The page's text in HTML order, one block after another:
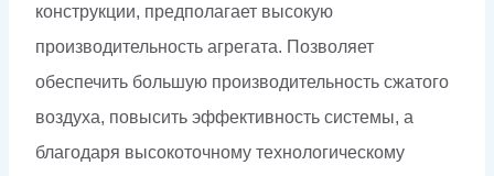
конструкции, предполагает высокую
производительность агрегата. Позволяет
обеспечить большую производительность сжатого
воздуха, повысить эффективность системы, а
благодаря высокоточному технологическому